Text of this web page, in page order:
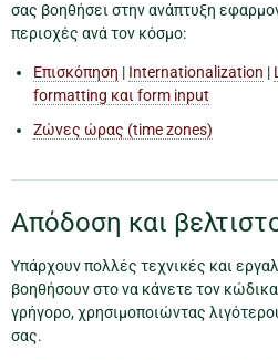
σας βοηθήσει στην ανάπτυξη
περιοχές ανά τον κόσμο:
Επισκόπηση | Internationalization |
formatting και form input
Ζώνες ώρας (time zones)
Απόδοση και
Υπάρχουν πολλές τεχνικές και
βοηθήσουν στο να κάνετε τον
γρήγορο, χρησιμοποιώντας
σας.